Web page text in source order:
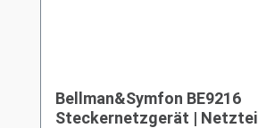
Bellman&Symfon BE9216
Steckernetzgerät | Netzteil